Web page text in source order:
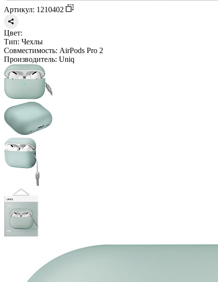
Артикул: 1210402
Цвет:
Тип: Чехлы
Совместимость: AirPods Pro 2
Производитель: Uniq